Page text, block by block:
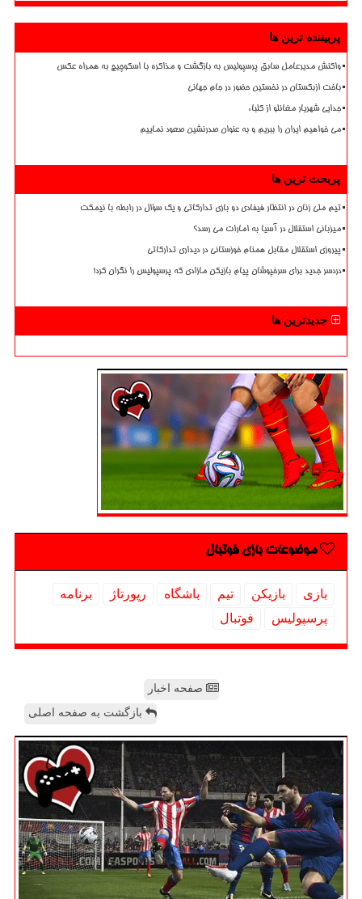
پربیننده ترین ها
واکنش مدیرعامل سابق پرسپولیس به بازگشت و مذاکره با اسکوچیچ به همراه عکس
باخت ازبکستان در نخستین حضور در جام جهانی
جدایی شهریار مغانلو از کلباء
می خواهیم ایران را ببریم و به عنوان صدرنشین صعود نماییم
پربحث ترین ها
تیم ملی زنان در انتظار فیفادی دو بازی تدارکاتی و یک سؤال در رابطه با نیمکت
میزبانی استقلال در آسیا به امارات می رسد؟
پیروزی استقلال مقابل همنام خوزستانی در دیداری تدارکاتی
دردسر جدید برای سرخپوشان پیام بازیکن مازادی که پرسپولیس را نگران کرد!
جدیدترین ها
موضوعات بازی فوتبال
بازی بازیكن تیم باشگاه رپورتاژ
برنامه
پرسپولیس
فوتبال
صفحه اخبار
بازگشت به صفحه اصلی